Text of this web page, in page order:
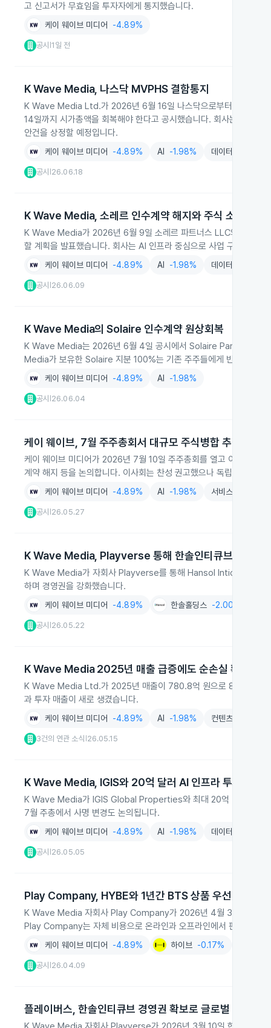
고 신고서가 무효임을 투자자에게 통지했습니다.
케이 웨이브 미디어 -4.89%
공시 |1일 전
K Wave Media, 나스닥 MVPHS 결함통지
K Wave Media Ltd.가 2026년 6월 16일 나스닥으로부터 공개유
14일까지 시가총액을 회복해야 한다고 공시했습니다. 회사는 시정
안건을 상정할 예정입니다.
케이 웨이브 미디어 -4.89% AI -1.98% 데이터센터
공시 26.06.18
K Wave Media, 소레르 인수계약 해지와 주식 소각 계획
K Wave Media가 2026년 6월 9일 소레르 파트너스 LLC와의 인수
할 계획을 발표했습니다. 회사는 AI 인프라 중심으로 사업 구조를 전
케이 웨이브 미디어 -4.89% AI -1.98% 데이터센터
공시 26.06.09
K Wave Media의 Solaire 인수계약 원상회복
K Wave Media는 2026년 6월 4일 공시에서 Solaire Partners 인수
Media가 보유한 Solaire 지분 100%는 기존 주주들에게 반환됩니다.
케이 웨이브 미디어 -4.89% AI -1.98%
공시 26.06.04
케이 웨이브, 7월 주주총회서 대규모 주식병합 추진
케이 웨이브 미디어가 2026년 7월 10일 주주총회를 열고 이사 선
계약 해지 등을 논의합니다. 이사회는 찬성 권고했으나 독립이사 비
케이 웨이브 미디어 -4.89% AI -1.98% 서비스
공시 26.05.27
K Wave Media, Playverse 통해 한솔인티큐브 최대주
K Wave Media가 자회사 Playverse를 통해 Hansol Inticube 지분
하며 경영권을 강화했습니다.
케이 웨이브 미디어 -4.89% 한솔홀딩스 -2.00%
공시 26.05.22
K Wave Media 2025년 매출 급증에도 순손실 확대
K Wave Media Ltd.가 2025년 매출이 780.8억 원으로 81.5% 늘었
과 투자 매출이 새로 생겼습니다.
케이 웨이브 미디어 -4.89% AI -1.98% 컨텐츠제작
3건의 연관 소식 26.05.15
K Wave Media, IGIS와 20억 달러 AI 인프라 투자 계약
K Wave Media가 IGIS Global Properties와 최대 20억 달러 규모
7월 주총에서 사명 변경도 논의됩니다.
케이 웨이브 미디어 -4.89% AI -1.98% 데이터센터
공시 26.05.05
Play Company, HYBE와 1년간 BTS 상품 우선 유통 계
K Wave Media 자회사 Play Company가 2026년 4월 3일 HYBE와
Play Company는 자체 비용으로 온라인과 오프라인에서 판매합니다.
케이 웨이브 미디어 -4.89% 하이브 -0.17%
공시 26.04.09
플레이버스, 한솔인티큐브 경영권 확보로 글로벌 팬 플랫